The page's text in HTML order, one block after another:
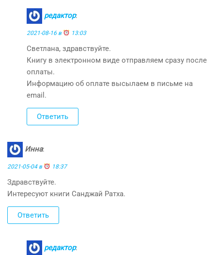
редактор:
2021-08-16 в 13:03
Светлана, здравствуйте.
Книгу в электронном виде отправляем сразу после
оплаты.
Информацию об оплате высылаем в письме на
email.
Ответить
Инна:
2021-05-04 в 18:37
Здравствуйте.
Интересуют книги Санджай Ратха.
Ответить
редактор: